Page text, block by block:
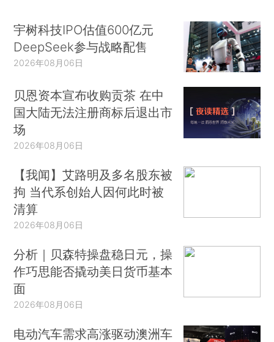
宇树科技IPO估值600亿元
DeepSeek参与战略配售
2026年08月06日
贝恩资本宣布收购贡茶 在中
国大陆无法注册商标后退出市
场
2026年08月06日
【我闻】艾路明及多名股东被
拘 当代系创始人因何此时被
清算
2026年08月06日
分析｜贝森特操盘稳日元，操
作巧思能否撬动美日货币基本
面
2026年08月06日
电动汽车需求高涨驱动澳洲车